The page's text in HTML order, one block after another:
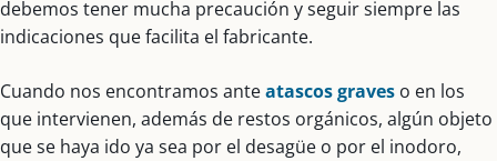
debemos tener mucha precaución y seguir siempre las
indicaciones que facilita el fabricante.
Cuando nos encontramos anteatascos graves o en los
que intervienen, además de restos orgánicos, algún objeto
que se haya ido ya sea por el desagüe o por el inodoro,